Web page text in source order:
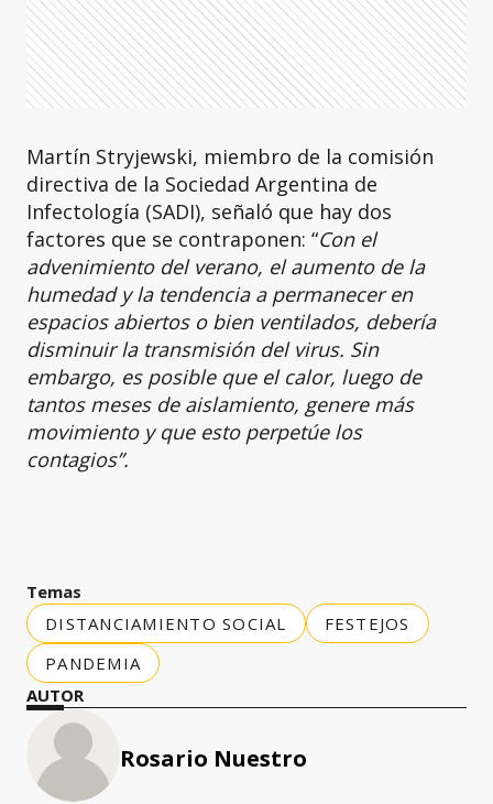
Martín Stryjewski, miembro de la comisión
directiva de la Sociedad Argentina de
Infectología (SADI), señaló que hay dos
factores que se contraponen: “Con el
advenimiento del verano, el aumento de la
humedad y la tendencia a permanecer en
espacios abiertos o bien ventilados, debería
disminuir la transmisión del virus. Sin
embargo, es posible que el calor, luego de
tantos meses de aislamiento, genere más
movimiento y que esto perpetúe los
contagios”.
Temas
DISTANCIAMIENTO SOCIAL
FESTEJOS
PANDEMIA
AUTOR
Rosario Nuestro